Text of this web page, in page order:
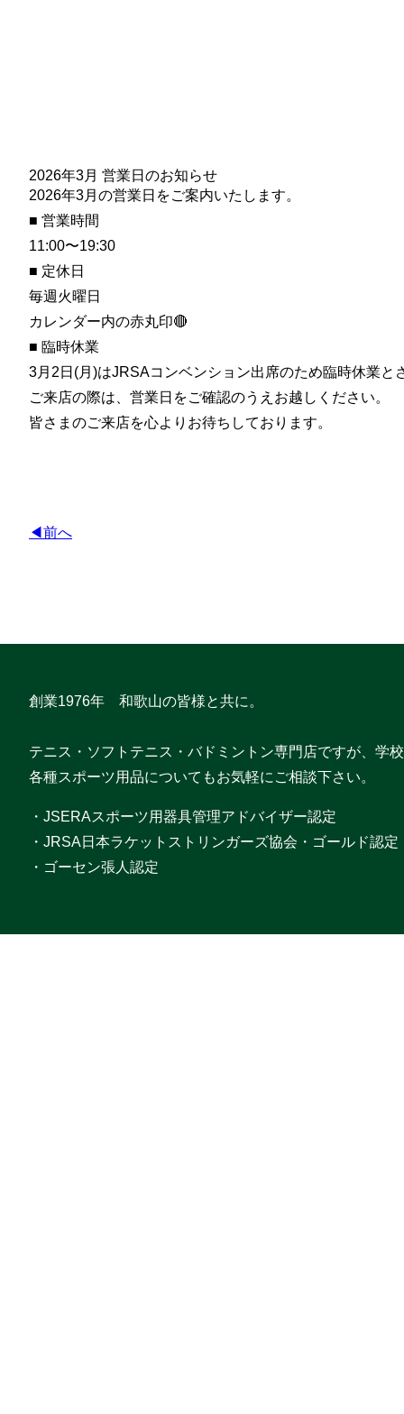
2026年3月 営業日のお知らせ
2026年3月の営業日をご案内いたします。
■ 営業時間
11:00〜19:30
■ 定休日
毎週火曜日
カレンダー内の赤丸印🔴
■ 臨時休業
3月2日(月)はJRSAコンベンション出席のため臨時休業と
ご来店の際は、営業日をご確認のうえお越しください。
皆さまのご来店を心よりお待ちしております。
◀前へ
創業1976年 和歌山の皆様と共に。
テニス・ソフトテニス・バドミントン専門店ですが、学
各種スポーツ用品についてもお気軽にご相談下さい。
・JSERAスポーツ用器具管理アドバイザー認定
・JRSA日本ラケットストリンガーズ協会・ゴールド認定
・ゴーセン張人認定